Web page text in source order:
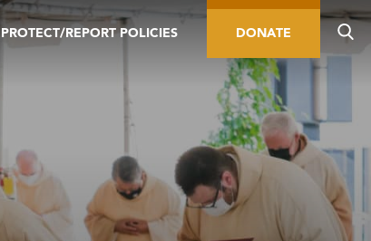
PROTECT/REPORT POLICIES DONATE